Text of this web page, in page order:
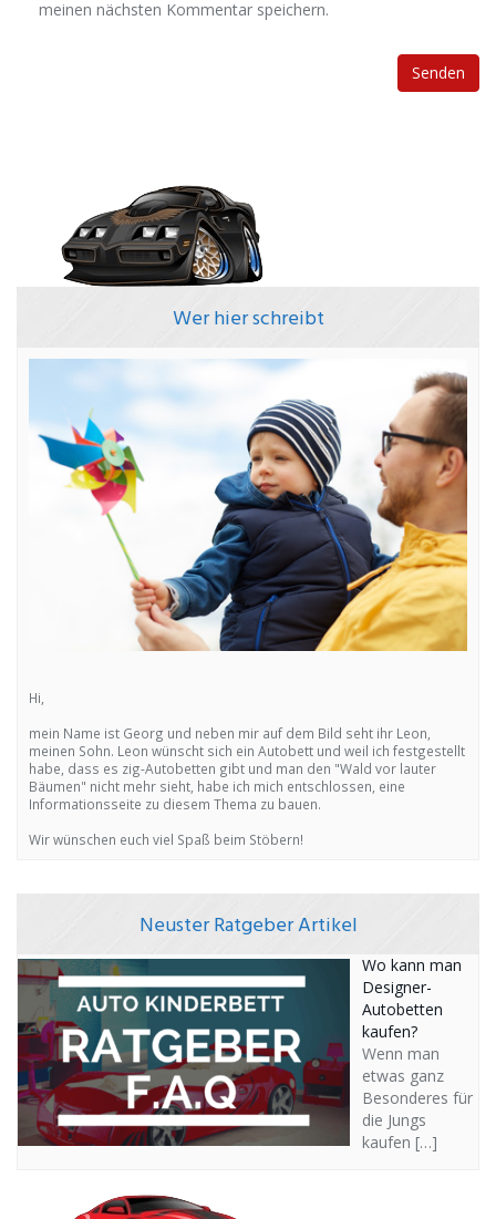
meinen nächsten Kommentar speichern.
Wer hier schreibt
Hi,
mein Name ist Georg und neben mir auf dem Bild seht ihr Leon,
meinen Sohn. Leon wünscht sich ein Autobett und weil ich festgestellt
habe, dass es zig-Autobetten gibt und man den "Wald vor lauter
Bäumen" nicht mehr sieht, habe ich mich entschlossen, eine
Informationsseite zu diesem Thema zu bauen.
Wir wünschen euch viel Spaß beim Stöbern!
Neuster Ratgeber Artikel
Wo kann man
Designer-
Autobetten
kaufen?
Wenn man
etwas ganz
Besonderes für
die Jungs
kaufen […]